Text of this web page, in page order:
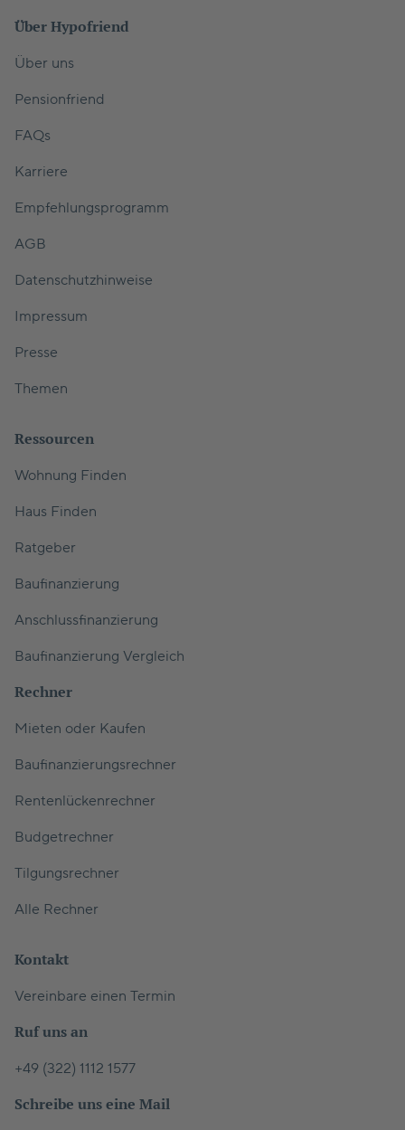
Über Hypofriend
Über uns
Pensionfriend
FAQs
Karriere
Empfehlungsprogramm
AGB
Datenschutzhinweise
Impressum
Presse
Themen
Ressourcen
Wohnung Finden
Haus Finden
Ratgeber
Baufinanzierung
Anschlussfinanzierung
Baufinanzierung Vergleich
Rechner
Mieten oder Kaufen
Baufinanzierungsrechner
Rentenlückenrechner
Budgetrechner
Tilgungsrechner
Alle Rechner
Kontakt
Vereinbare einen Termin
Ruf uns an
+49 (322) 1112 1577
Schreibe uns eine Mail